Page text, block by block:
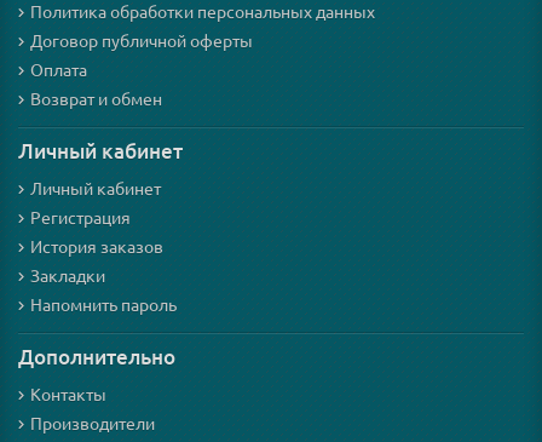
Политика обработки персональных данных
Договор публичной оферты
Оплата
Возврат и обмен
Личный кабинет
Личный кабинет
Регистрация
История заказов
Закладки
Напомнить пароль
Дополнительно
Контакты
Производители